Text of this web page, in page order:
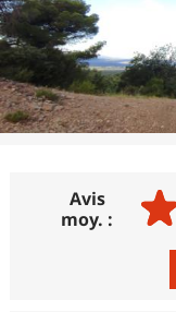
Avis
moy. :